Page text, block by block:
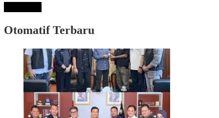
Otomatif Terbaru